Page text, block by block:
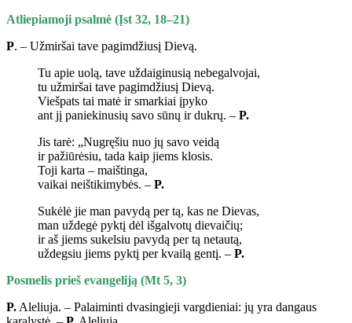
Atliepiamoji psalmė (Įst 32, 18–21)
P. – Užmiršai tave pagimdžiusį Dievą.
Tu apie uolą, tave uždaiginusią nebegalvojai,
tu užmiršai tave pagimdžiusį Dievą.
Viešpats tai matė ir smarkiai įpyko
ant jį paniekinusių savo sūnų ir dukrų. – P.
Jis tarė: „Nugręšiu nuo jų savo veidą
ir pažiūrėsiu, tada kaip jiems klosis.
Toji karta – maištinga,
vaikai neištikimybės. – P.
Sukėlė jie man pavydą per tą, kas ne Dievas,
man uždegė pyktį dėl išgalvotų dievaičių;
ir aš jiems sukelsiu pavydą per tą netautą,
uždegsiu jiems pyktį per kvailą gentį. – P.
Posmelis prieš evangeliją (Mt 5, 3)
P. Aleliuja. – Palaiminti dvasingieji vargdieniai: jų yra dangaus